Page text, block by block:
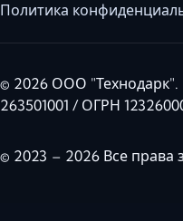
Политика
© 2026 ООО
263501001 / ОГРН
© 2023 – 2026 Все